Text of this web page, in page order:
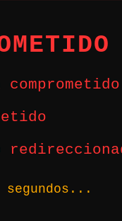
segundos...